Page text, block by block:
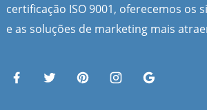
certificação ISO 9001, oferecemos os
e as soluções de marketing mais